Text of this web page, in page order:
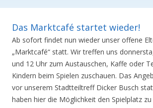
Skip
content
Das Marktcafé startet wieder!
Ab sofort findet nun wieder unser offene
„Marktcafé“ statt. Wir treffen uns
und 12 Uhr zum Austauschen, Kaffe oder
Kindern beim Spielen zuschauen. Das
vor unserem Stadtteiltreff Dicker Busch
haben hier die Möglichkeit den Spielplatz